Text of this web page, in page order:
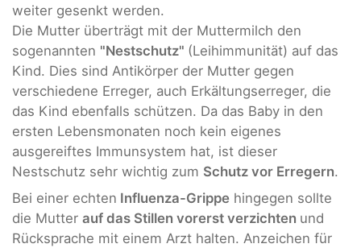
weiter gesenkt werden.
Die Mutter überträgt mit der Muttermilch den
sogenannten "Nestschutz" (Leihimmunität) auf das
Kind. Dies sind Antikörper der Mutter gegen
verschiedene Erreger, auch Erkältungserreger, die
das Kind ebenfalls schützen. Da das Baby in den
ersten Lebensmonaten noch kein eigenes
ausgereiftes Immunsystem hat, ist dieser
Nestschutz sehr wichtig zum Schutz vor Erregern.
Bei einer echten Influenza-Grippe hingegen sollte
die Mutter auf das Stillen vorerst verzichten und
Rücksprache mit einem Arzt halten. Anzeichen für